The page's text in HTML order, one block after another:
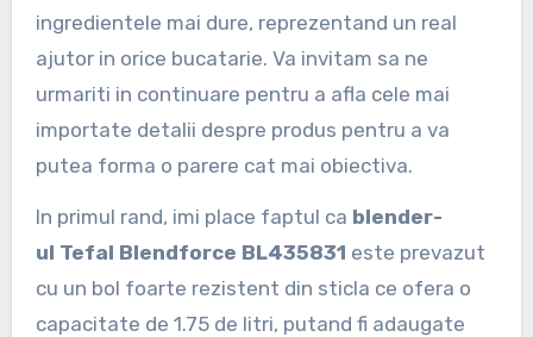
ingredientele mai dure, reprezentand un real
ajutor in orice bucatarie. Va invitam sa ne
urmariti in continuare pentru a afla cele mai
importate detalii despre produs pentru a va
putea forma o parere cat mai obiectiva.
In primul rand, imi place faptul ca blender-
ul Tefal Blendforce BL435831 este prevazut
cu un bol foarte rezistent din sticla ce ofera o
capacitate de 1.75 de litri, putand fi adaugate